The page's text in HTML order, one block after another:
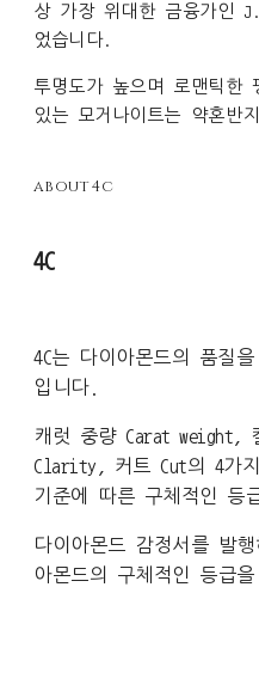
상 가장 위대한 금융가인
었습니다.
투명도가 높으며 로맨틱한
있는 모거나이트는 약혼반
about 4c
4C
4C는 다이아몬드의 품질
입니다.
캐럿 중량 Carat weight,
Clarity, 커트 Cut의 4가
기준에 따른 구체적인 등
다이아몬드 감정서를 발
아몬드의 구체적인 등급